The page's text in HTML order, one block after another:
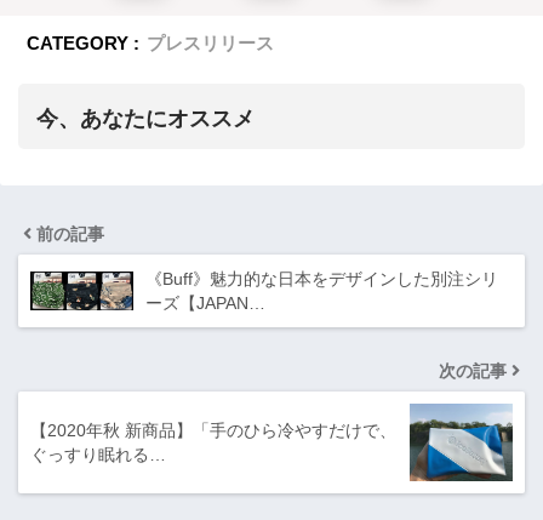
CATEGORY : プレスリリース
今、あなたにオススメ
前の記事
《Buff》魅⼒的な日本をデザインした別注シリ
ーズ【JAPAN…
次の記事
【2020年秋 新商品】「手のひら冷やすだけで、
ぐっすり眠れる…